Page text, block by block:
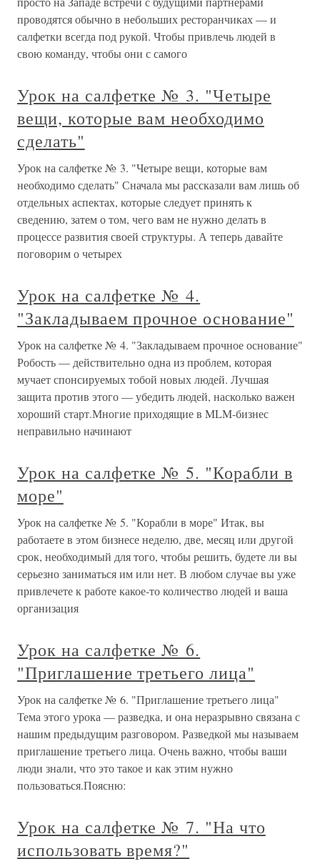
проводятся обычно в небольших ресторанчиках — и
салфетки всегда под рукой. Чтобы привлечь людей в
свою команду, чтобы они с самого
Урок на салфетке № 3. "Четыре
вещи, которые вам необходимо
сделать"
Урок на салфетке № 3. "Четыре вещи, которые вам
необходимо сделать" Сначала мы рассказали вам лишь об
отдельных аспектах, которые следует принять к
сведению, затем о том, чего вам не нужно делать в
процессе развития своей структуры. А теперь давайте
поговорим о четырех
Урок на салфетке № 4.
"Закладываем прочное основание"
Урок на салфетке № 4. "Закладываем прочное основание"
Робость — действительно одна из проблем, которая
мучает спонсируемых тобой новых людей. Лучшая
защита против этого — убедить людей, насколько важен
хороший старт.Многие приходящие в MLM-бизнес
неправильно начинают
Урок на салфетке № 5. "Корабли в
море"
Урок на салфетке № 5. "Корабли в море" Итак, вы
работаете в этом бизнесе неделю, две, месяц или другой
срок, необходимый для того, чтобы решить, будете ли вы
серьезно заниматься им или нет. В любом случае вы уже
привлечете к работе какое-то количество людей и ваша
организация
Урок на салфетке № 6.
"Приглашение третьего лица"
Урок на салфетке № 6. "Приглашение третьего лица"
Тема этого урока — разведка, и она неразрывно связана с
нашим предыдущим разговором. Разведкой мы называем
приглашение третьего лица. Очень важно, чтобы ваши
люди знали, что это такое и как этим нужно
пользоваться.Поясню:
Урок на салфетке № 7. "На что
использовать время?"